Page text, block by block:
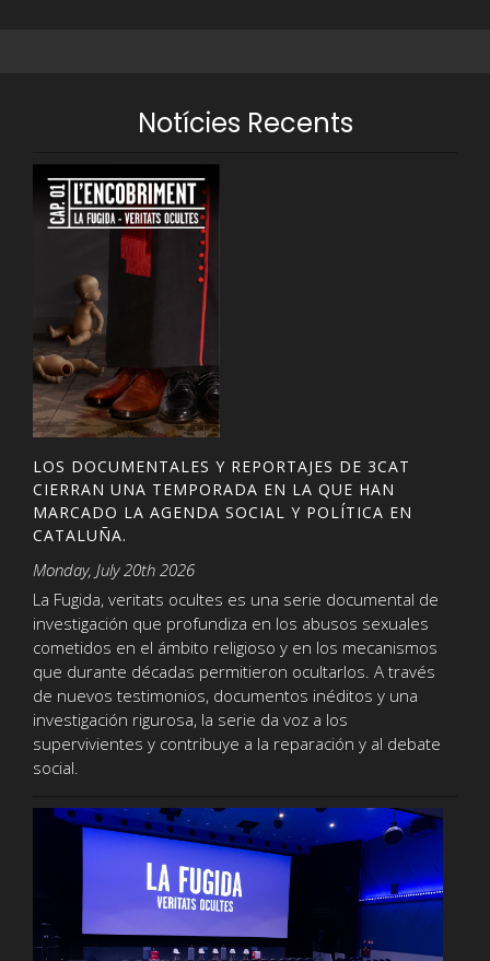
Notícies Recents
LOS DOCUMENTALES Y REPORTAJES DE 3CAT
CIERRAN UNA TEMPORADA EN LA QUE HAN
MARCADO LA AGENDA SOCIAL Y POLÍTICA EN
CATALUÑA.
Monday, July 20th 2026
La Fugida, veritats ocultes es una serie documental de
investigación que profundiza en los abusos sexuales
cometidos en el ámbito religioso y en los mecanismos
que durante décadas permitieron ocultarlos. A través
de nuevos testimonios, documentos inéditos y una
investigación rigurosa, la serie da voz a los
supervivientes y contribuye a la reparación y al debate
social.